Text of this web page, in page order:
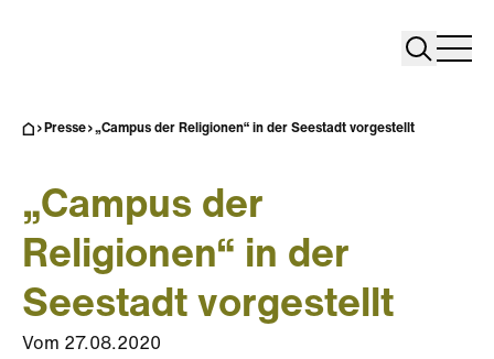
Search
Presse „Campus der Religionen“ in der Seestadt vorgestellt
„Campus der
Religionen“ in der
Seestadt vorgestellt
Vom 27.08.2020